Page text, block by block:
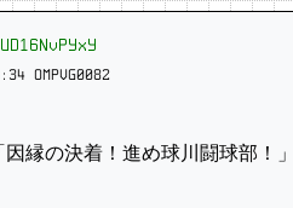
OMPVG0082
縁の決着！進め球川闘球部！